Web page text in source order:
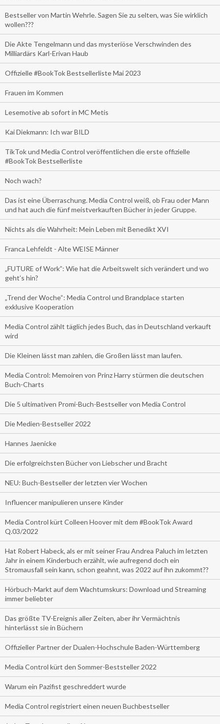
Bestseller von Martin Wehrle. Sagen Sie zu selten, was Sie wirklich
wollen???
Die Akte Tengelmann und das mysteriöse Verschwinden des
Milliardärs Karl-Erivan Haub
Offizielle #BookTok Bestsellerliste Mai 2023
Frauen im Kommen
Lesemotive ab sofort in MC Metis
Kai Diekmann: Ich war BILD
TikTok und Media Control veröffentlichen die erste offizielle
#BookTok Bestsellerliste
Noch wach?
Das ist eine Überraschung. Media Control weiß, ob Frau oder Mann
und hat auch die fünf meistverkauften Bücher in jeder Gruppe.
Nichts als die Wahrheit: Mein Leben mit Benedikt XVI
Franca Lehfeldt - Alte WEISE Männer
„FUTURE of Work”: Wie hat die Arbeitswelt sich verändert und wo
geht’s hin?
„Trend der Woche“: Media Control und Brandplace starten
exklusive Kooperation
Media Control zählt täglich jedes Buch, das in Deutschland verkauft
wird
Die Kleinen lässt man zahlen, die Großen lässt man laufen.
Media Control: Memoiren von Prinz Harry stürmen die deutschen
Buch-Charts
Die 5 ultimativen Promi-Buch-Bestseller von Media Control
Die Medien-Bestseller 2022
Hannes Jaenicke
Die erfolgreichsten Bücher von Liebscher und Bracht
NEU: Buch-Bestseller der letzten vier Wochen
Influencer manipulieren unsere Kinder
Media Control kürt Colleen Hoover mit dem #BookTok Award
Q.03/2022
Hat Robert Habeck, als er mit seiner Frau Andrea Paluch im letzten
Jahr in einem Kinderbuch erzählt, wie aufregend doch ein
Stromausfall sein kann, schon geahnt, was 2022 auf ihn zukommt??
Hörbuch-Markt auf dem Wachtumskurs: Download und Streaming
immer beliebter
Das größte TV-Ereignis aller Zeiten, aber ihr Vermächtnis
hinterlässt sie in Büchern
Offizieller Partner der Dualen-Hochschule Baden-Württemberg
Media Control kürt den Sommer-Beststeller 2022
Warum ein Pazifist geschreddert wurde
Media Control registriert einen neuen Buchbestseller